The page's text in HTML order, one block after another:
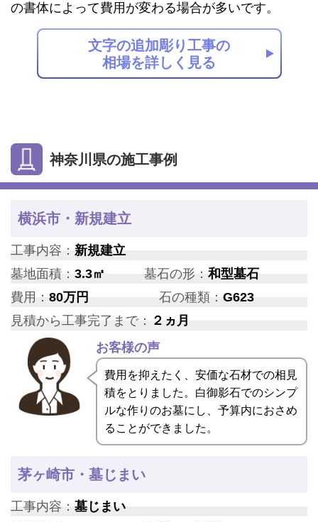
の書体によって費用が変わる場合が多いです。
文字の追加彫り工事の
相場を詳しく見る
神奈川県の施工事例
横浜市・新規建立
工事内容： 新規建立
墓地面積： 3.3㎡ 墓石の形：和型墓石
費用： 80万円 石の種類： G623
見積から工事完了まで： ２ヵ月
お客様の声
費用を抑えたく、安価な石材での相見
積をとりました。白御影石でのシンプ
ルな作りのお墓にし、予算内におさめ
ることができました。
茅ヶ崎市・墓じまい
工事内容： 墓じまい